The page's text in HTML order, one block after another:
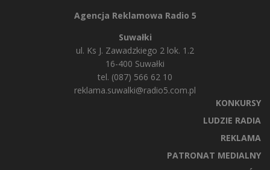
Agencja Reklamowa Radio 5
Suwałki
ul. Ks J. Zawadzkiego 2 lok. 1.2
16-400 Suwałki
tel. (087) 566 62 10
reklama.suwalki@radio5.com.pl
KONKURSY
LUDZIE RADIA
REKLAMA
PATRONAT MEDIALNY